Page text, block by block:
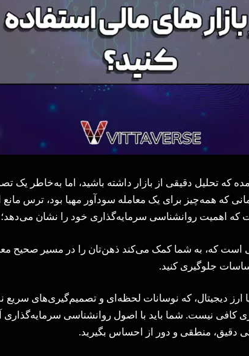
که تحلیل دقیقی از بازار داشته باشید، اما به‌خاطر یک
که همه‌چیز برای یک معامله سودآور مهیا بود، ترس مانع
که اهمیت روانشناسی سرمایه‌گذاری خود را نشان می‌دهد؛
است که، به شما کمک می‌کند ذهن‌تان را در مسیر صحیح
جلوگیری کنید.
ارز دیجیتال، که نوسانات لحظه‌ای و تصمیم‌گیری‌های
کافی نیست. شما باید با اصول روانشناسی سرمایه‌گذاری
دقیق، منطقی و دور از احساس بگیرید.